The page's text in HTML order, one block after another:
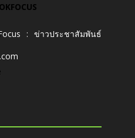
: ข่าวประชาสัมพันธ์